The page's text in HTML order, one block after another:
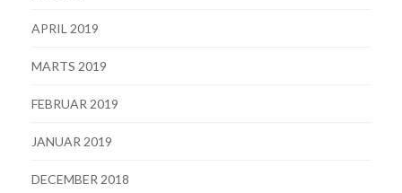
APRIL 2019
MARTS 2019
FEBRUAR 2019
JANUAR 2019
DECEMBER 2018